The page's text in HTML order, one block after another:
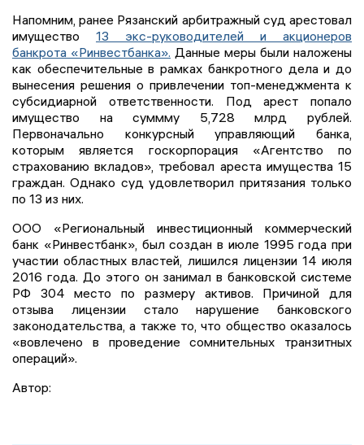
Напомним, ранее Рязанский арбитражный суд арестовал
имущество 13 экс-руководителей и акционеров
банкрота «Ринвестбанка». Данные меры были наложены
как обеспечительные в рамках банкротного дела и до
вынесения решения о привлечении топ-менеджмента к
субсидиарной ответственности. Под арест попало
имущество на суммму 5,728 млрд рублей.
Первоначально конкурсный управляющий банка,
которым является госкорпорация «Агентство по
страхованию вкладов», требовал ареста имущества 15
граждан. Однако суд удовлетворил притязания только
по 13 из них.
ООО «Региональный инвестиционный коммерческий
банк «Ринвестбанк», был создан в июле 1995 года при
участии областных властей, лишился лицензии 14 июля
2016 года. До этого он занимал в банковской системе
РФ 304 место по размеру активов. Причиной для
отзыва лицензии стало нарушение банковского
законодательства, а также то, что общество оказалось
«вовлечено в проведение сомнительных транзитных
операций».
Автор: